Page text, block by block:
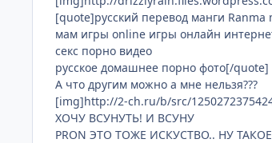
[quote]русский перевод манги
мам игры online игры онлайн
секс порно видео
русское домашнее порно фото[/quote]
А что другим можно а мне нельзя???
[img]http://2-ch.ru/b/src/
ХОЧУ ВСУНУТЬ! И ВСУНУ
PRON ЭТО ТОЖЕ ИСКУСТВО.. НУ